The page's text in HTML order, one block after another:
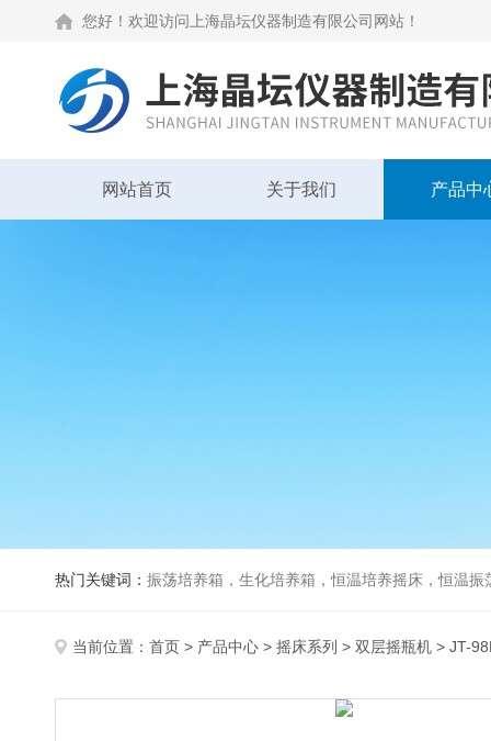
您好！欢迎访问上海晶坛仪器制造有限公司网站！
网站首页 关于我们 产品中
热门关键词： 振荡培养箱，生化培养箱，恒温培养摇床，恒温振荡器
当前位置： 首页 > 产品中心 > 摇床系列 > 双层摇瓶机 > JT-